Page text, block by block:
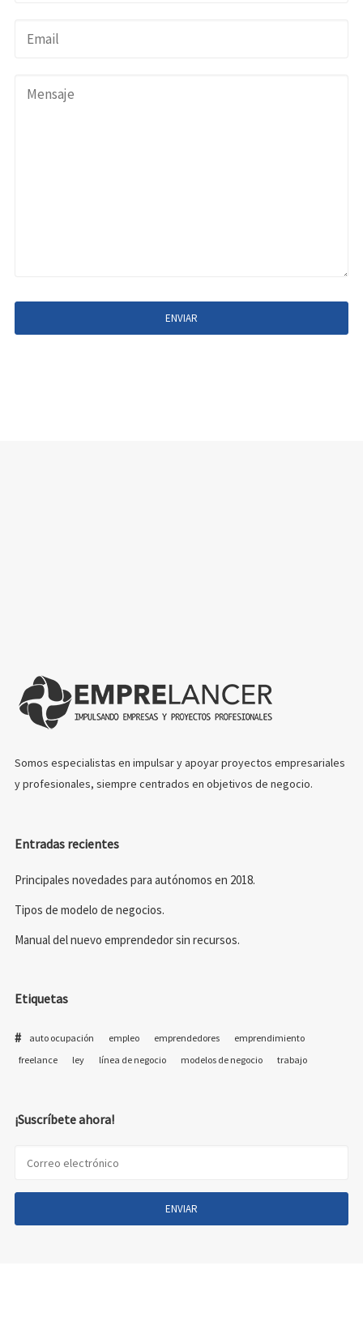
Somos especialistas en impulsar y apoyar proyectos empresariales
y profesionales, siempre centrados en objetivos de negocio.
Entradas recientes
Principales novedades para autónomos en 2018.
Tipos de modelo de negocios.
Manual del nuevo emprendedor sin recursos.
Etiquetas
auto ocupación empleo emprendedores
emprendimiento
freelance
ley línea de negocio modelos de negocio trabajo
¡Suscríbete ahora!